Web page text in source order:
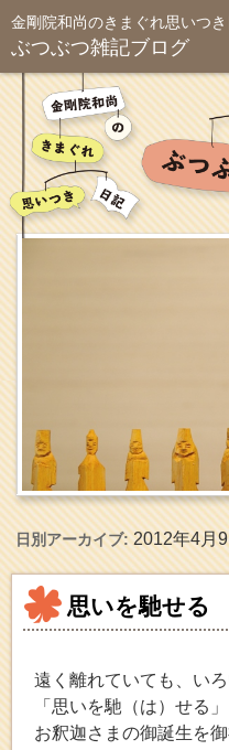
金剛院和尚のきまぐれ思いつ
ぶつぶつ雑記ブログ
日別アーカイブ:2012年4月
思いを馳せる
遠く離れていても、い
「思いを馳（は）せる
お釈迦さまの御誕生を